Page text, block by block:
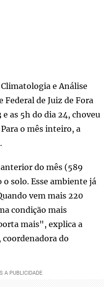
e Análise
de Juiz de Fora
e as 5h do dia 24, choveu
o mês inteiro, a
do mês (589
solo. Esse ambiente já
vem mais 220
condição mais
mais", explica a
coordenadora do